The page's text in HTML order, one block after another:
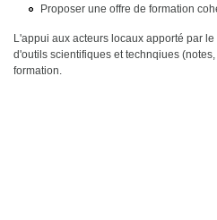
Proposer une offre de formation
L'appui aux acteurs locaux apporté par
d'outils scientifiques et technqiues
formation.